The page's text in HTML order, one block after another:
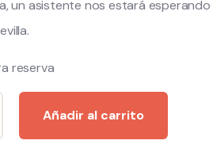
un asistente nos estará
reserva
Añadir al carrito